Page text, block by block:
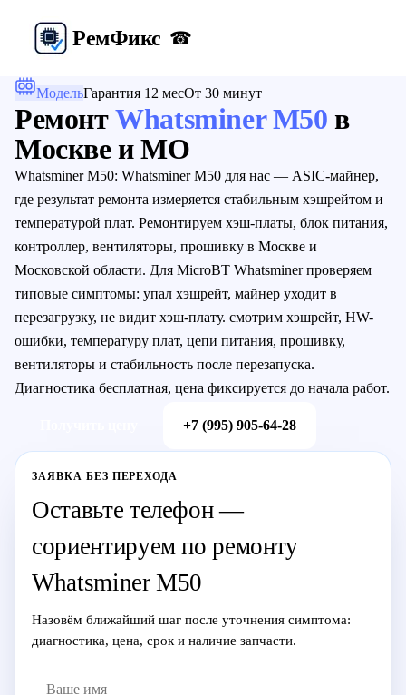
РемФикс ☎
МодельГарантия 12 месОт 30 минут
Ремонт Whatsminer M50 в
Москве и МО
Whatsminer M50: Whatsminer M50 для нас — ASIC-майнер,
где результат ремонта измеряется стабильным хэшрейтом и
температурой плат. Ремонтируем хэш-платы, блок питания,
контроллер, вентиляторы, прошивку в Москве и
Московской области. Для MicroBT Whatsminer проверяем
типовые симптомы: упал хэшрейт, майнер уходит в
перезагрузку, не видит хэш-плату. смотрим хэшрейт, HW-
ошибки, температуру плат, цепи питания, прошивку,
вентиляторы и стабильность после перезапуска.
Диагностика бесплатная, цена фиксируется до начала работ.
+7 (995) 905-64-28
ЗАЯВКА БЕЗ ПЕРЕХОДА
Оставьте телефон —
сориентируем по ремонту
Whatsminer M50
Назовём ближайший шаг после уточнения симптома:
диагностика, цена, срок и наличие запчасти.